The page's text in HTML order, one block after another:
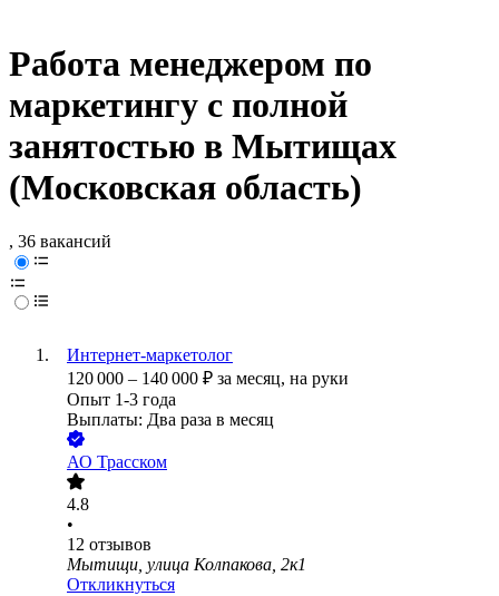
Работа менеджером по
маркетингу с полной
занятостью в Мытищах
(Московская область)
, 36 вакансий
Интернет-маркетолог
120 000 – 140 000 ₽ за месяц, на руки
Опыт 1-3 года
Выплаты: Два раза в месяц
АО Трасском
4.8
•
12 отзывов
Мытищи, улица Колпакова, 2к1
Откликнуться